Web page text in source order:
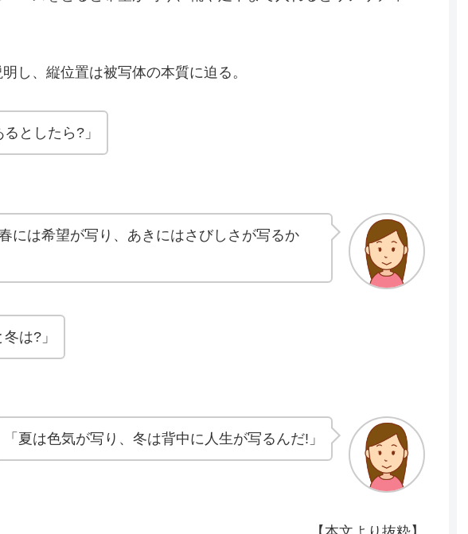
し、縦位置は被写体の本質に迫る。
としたら?」
には希望が写り、あきにはさびしさが写るか
は?」
「夏は色気が写り、冬は背中に人生が写るんだ!」